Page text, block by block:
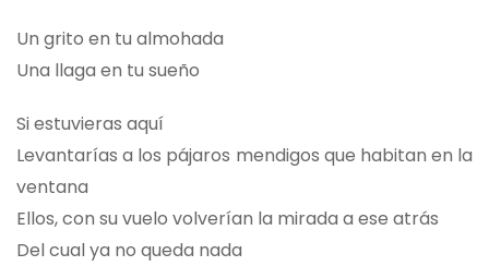
Un grito en tu almohada
Una llaga en tu sueño
Si estuvieras aquí
Levantarías a los pájaros mendigos que habitan en la
ventana
Ellos, con su vuelo volverían la mirada a ese atrás
Del cual ya no queda nada